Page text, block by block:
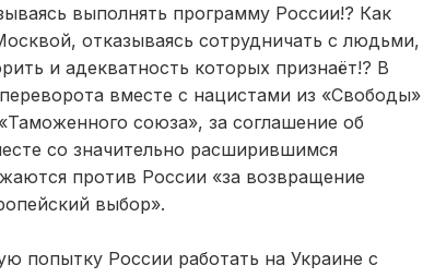
выполнять программу России!? Как
отказываясь сотрудничать с людьми,
и адекватность которых признаёт!? В
вместе с нацистами из «Свободы»
союза», за соглашение об
со значительно расширившимся
против России «за возвращение
выбор».
попытку России работать на Украине с